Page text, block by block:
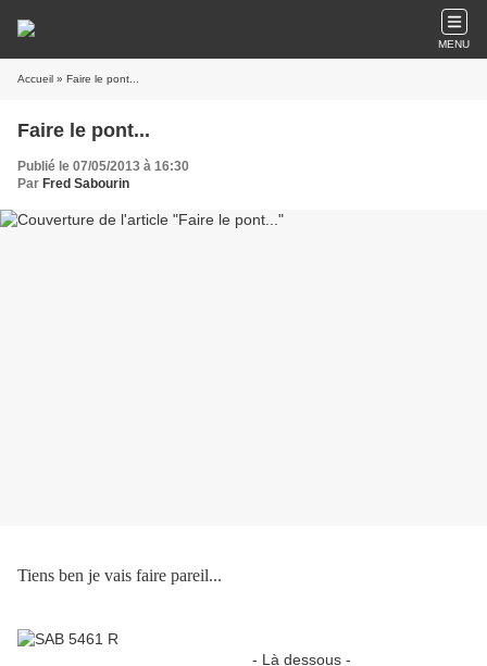
MENU
Accueil » Faire le pont...
Faire le pont...
Publié le 07/05/2013 à 16:30
Par Fred Sabourin
Tiens ben je vais faire pareil...
- Là dessous -